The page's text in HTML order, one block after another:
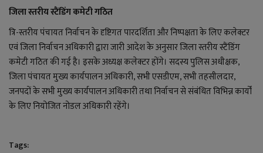
जिला स्तरीय स्टैंडिंग कमेटी गठित
त्रि-स्तरीय पंचायत निर्वाचन के दृष्टिगत पारदर्शिता और निष्पक्षता के लिए कलेक्टर
एवं जिला निर्वाचन अधिकारी द्वारा जारी आदेश के अनुसार जिला स्तरीय स्टैंडिंग
कमेटी गठित की गई है। इसके अध्यक्ष कलेक्टर होंगे। सदस्य पुलिस अधीक्षक,
जिला पंचायत मुख्य कार्यपालन अधिकारी, सभी एसडीएम, सभी तहसीलदार,
जनपदों के सभी मुख्य कार्यपालन अधिकारी तथा निर्वाचन से संबंधित विभिन्न कार्यों
के लिए नियोजित नोडल अधिकारी रहेंगे।
Tags: